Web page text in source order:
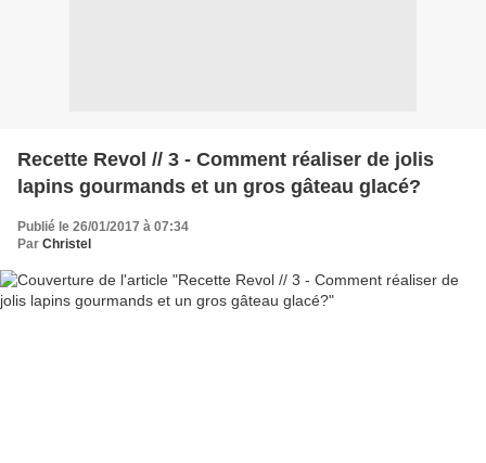
Recette Revol // 3 - Comment réaliser de jolis
lapins gourmands et un gros gâteau glacé?
Publié le 26/01/2017 à 07:34
Par Christel